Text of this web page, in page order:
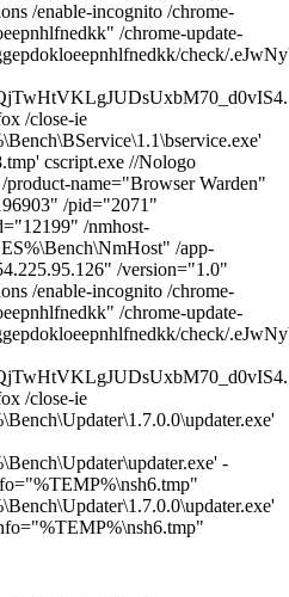
/enable-incognito /chrome-
/chrome-update-
check/
/close-ie
cscript.exe //Nologo
name="Browser Warden"
/pid="2071"
/nmhost-
/app-
/version="1.0"
/enable-incognito /chrome-
/chrome-update-
check/
/close-ie
-